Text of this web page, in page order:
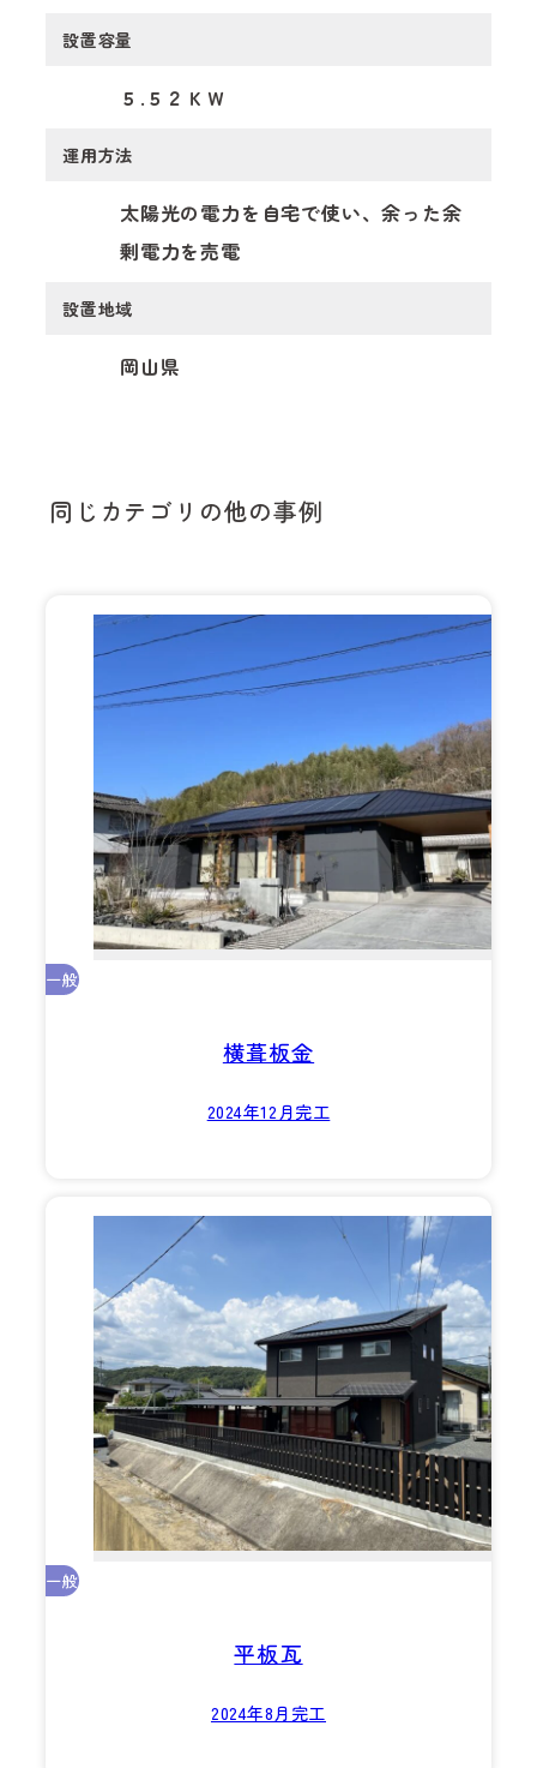
設置容量
５.５２ＫＷ
運用方法
太陽光の電力を自宅で使い、余った余
剰電力を売電
設置地域
岡山県
同じカテゴリの他の事例
一般
横葺板金
2024年12月完工
一般
平板瓦
2024年8月完工